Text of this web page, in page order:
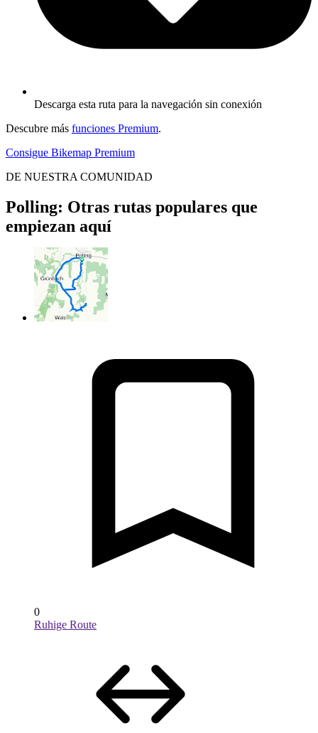
Descarga esta ruta para la navegación sin conexión
Descubre más funciones Premium.
Consigue Bikemap Premium
DE NUESTRA COMUNIDAD
Polling: Otras rutas populares que
empiezan aquí
0
Ruhige Route